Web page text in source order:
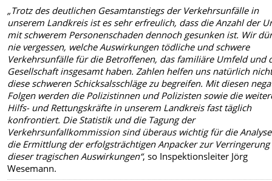
„Trotz des deutlichen Gesamtanstiegs der Verkehrsunfälle in
unserem Landkreis ist es sehr erfreulich, dass die Anzahl der
mit schwerem Personenschaden dennoch gesunken ist. Wir
nie vergessen, welche Auswirkungen tödliche und schwere
Verkehrsunfälle für die Betroffenen, das familiäre Umfeld und
Gesellschaft insgesamt haben. Zahlen helfen uns natürlich
diese schweren Schicksalsschläge zu begreifen. Mit diesen
Folgen werden die Polizistinnen und Polizisten sowie die
Hilfs- und Rettungskräfte in unserem Landkreis fast täglich
konfrontiert. Die Statistik und die Tagung der
Verkehrsunfallkommission sind überaus wichtig für die
die Ermittlung der erfolgsträchtigen Anpacker zur Verringerung
dieser tragischen Auswirkungen“, so Inspektionsleiter Jörg
Wesemann.